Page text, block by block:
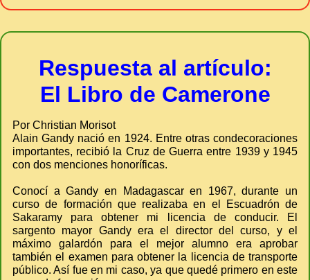
Respuesta al artículo:
El Libro de Camerone
Por Christian Morisot
Alain Gandy nació en 1924. Entre otras condecoraciones
importantes, recibió la Cruz de Guerra entre 1939 y 1945
con dos menciones honoríficas.
Conocí a Gandy en Madagascar en 1967, durante un
curso de formación que realizaba en el Escuadrón de
Sakaramy para obtener mi licencia de conducir. El
sargento mayor Gandy era el director del curso, y el
máximo galardón para el mejor alumno era aprobar
también el examen para obtener la licencia de transporte
público. Así fue en mi caso, ya que quedé primero en este